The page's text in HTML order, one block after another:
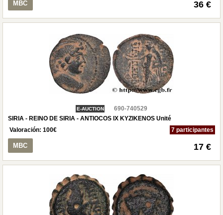
MBC 36 €
E-AUCTION
690-740529
SIRIA - REINO DE SIRIA - ANTIOCOS IX KYZIKENOS Unité
Valoración: 100€ 7 participantes
MBC 17 €